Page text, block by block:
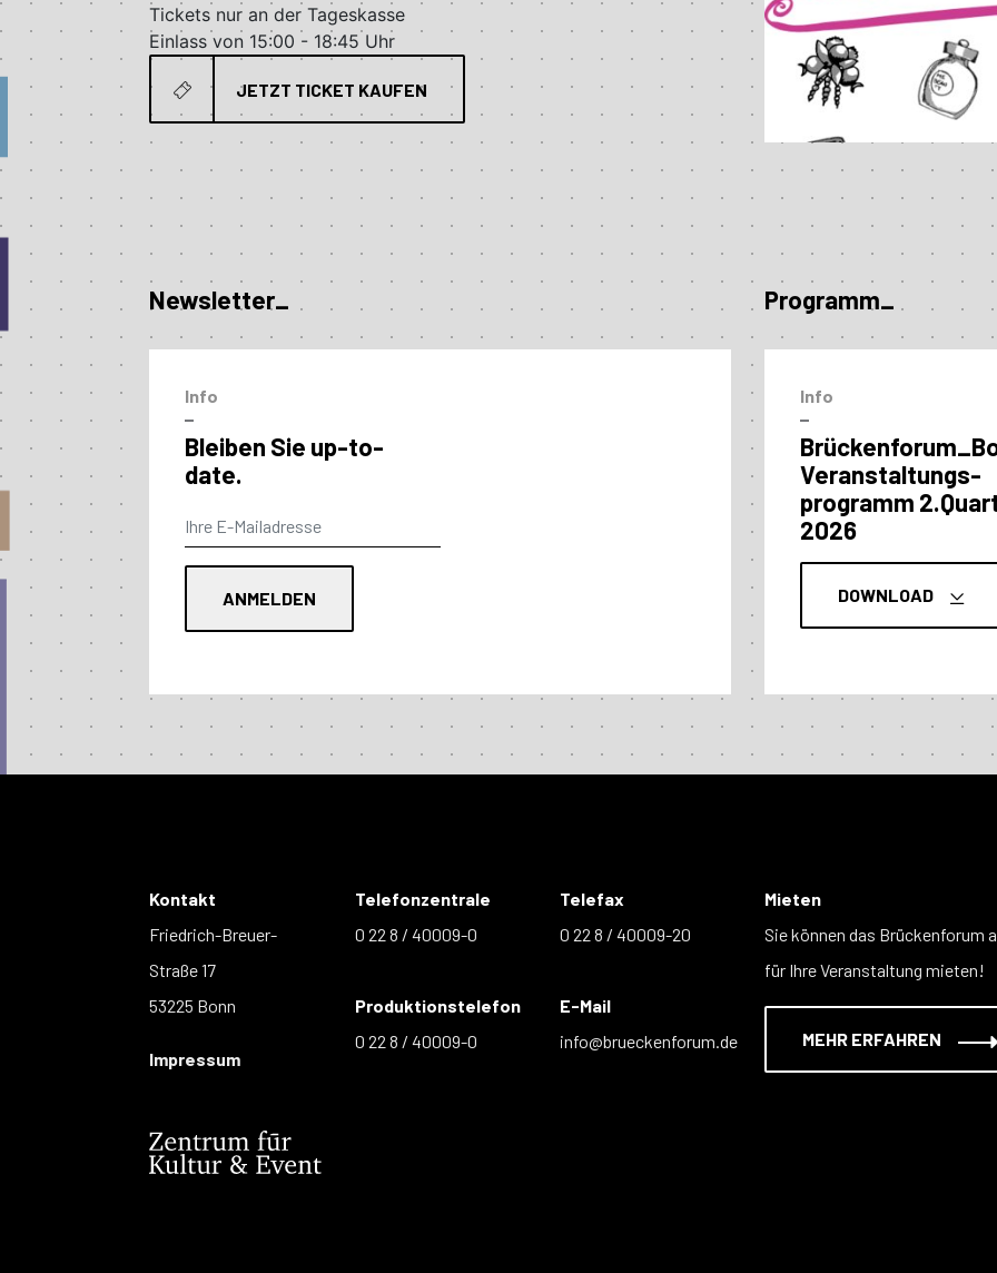
Tickets nur an der Tageskasse
Einlass von 15:00 - 18:45 Uhr
JETZT TICKET KAUFEN
Newsletter_
Info
–
Bleiben Sie up-to-
date.
Programm_
Info
–
Veranstaltungs­
programm
2026
DOWNLOAD
Kontakt
Friedrich-Breuer-
Straße 17
53225 Bonn
Impressum
Telefonzentrale
0 22 8 / 40009-0
Produktionstelefon
0 22 8 / 40009-0
Telefax
0 22 8 / 40009-20
E-Mail
info@brueckenforum.de
Mieten
Sie können das Brückenforum
für Ihre Veranstaltung mieten!
MEHR ERFAHREN